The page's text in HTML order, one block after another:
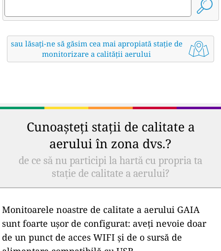
sau lăsați-ne să găsim cea mai apropiată stație de
monitorizare a calității aerului
Cunoașteți stații de calitate a
aerului în zona dvs.?
de ce să nu participi la hartă cu propria ta
stație de calitate a aerului?
Monitoarele noastre de calitate a aerului GAIA
sunt foarte ușor de configurat: aveți nevoie doar
de un punct de acces WIFI și de o sursă de